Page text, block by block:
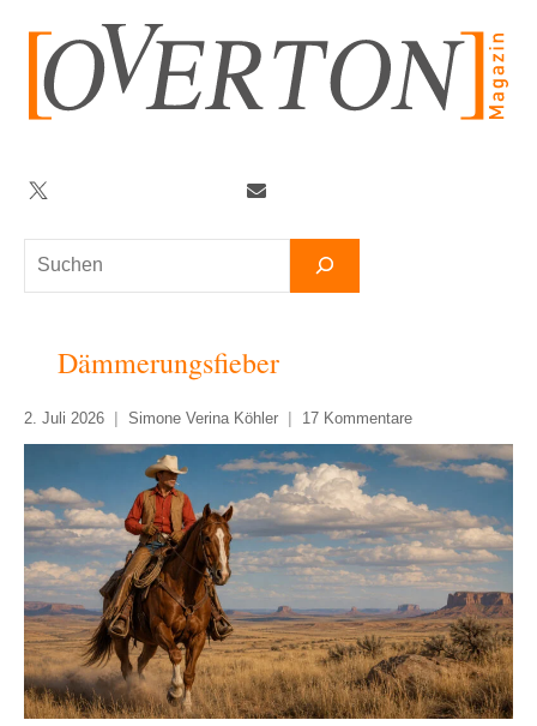
springen
Suchen
Twitter
Dämmerungsfieber
2. Juli 2026 Simone Verina Köhler 17 Kommentare